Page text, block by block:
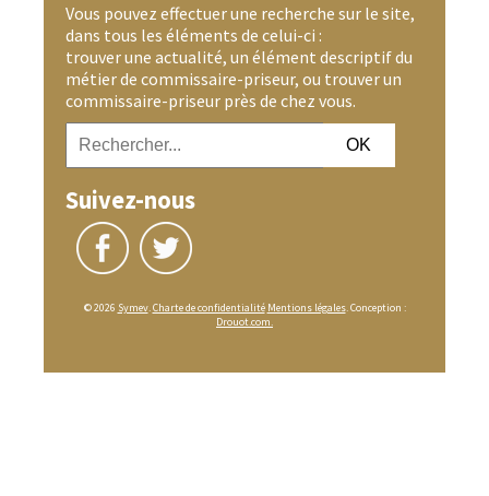
Vous pouvez effectuer une recherche sur le site,
dans tous les éléments de celui-ci :
trouver une actualité, un élément descriptif du
métier de commissaire-priseur, ou trouver un
commissaire-priseur près de chez vous.
Suivez-nous
© 2026 Symev.Charte de confidentialité Mentions légales. Conception :
Drouot.com.